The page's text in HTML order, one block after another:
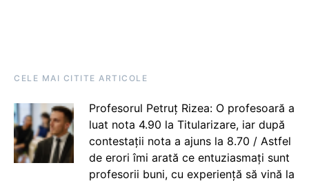
CELE MAI CITITE ARTICOLE
Profesorul Petruț Rizea: O profesoară a
luat nota 4.90 la Titularizare, iar după
contestații nota a ajuns la 8.70 / Astfel
de erori îmi arată ce entuziasmați sunt
profesorii buni, cu experiență să vină la